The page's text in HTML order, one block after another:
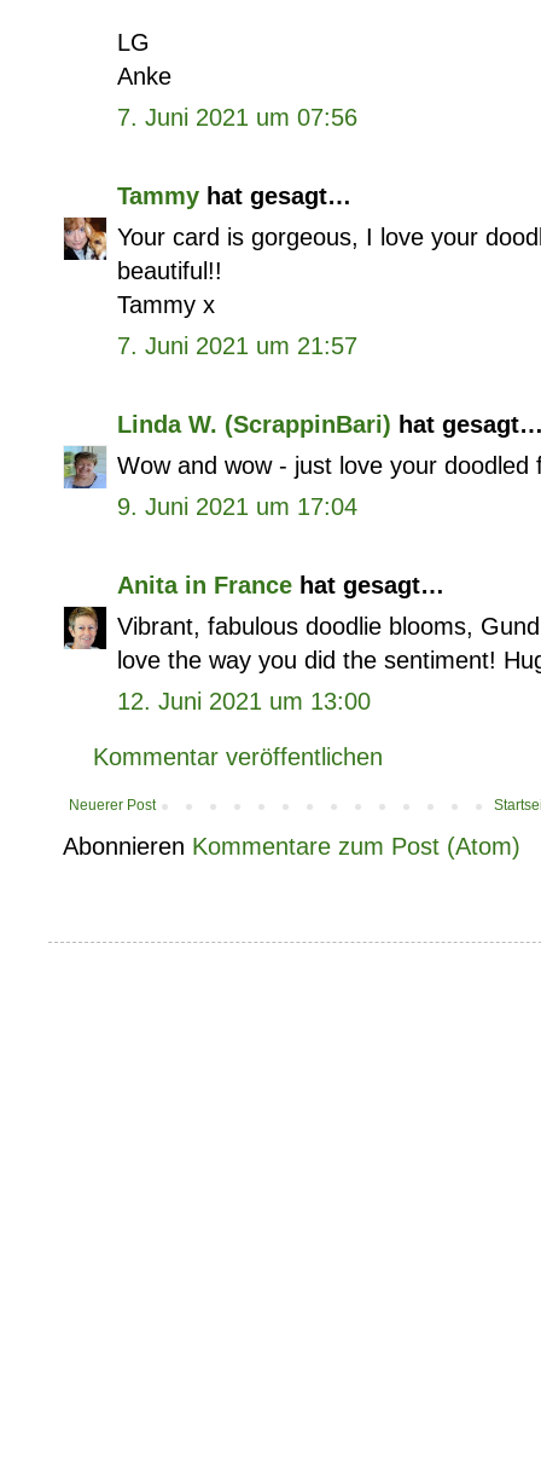
LG
Anke
7. Juni 2021 um 07:56
Tammy hat gesagt…
Your card is gorgeous, I love your
beautiful!!
Tammy x
7. Juni 2021 um 21:57
Linda W. (ScrappinBari) hat
Wow and wow - just love your doodled
9. Juni 2021 um 17:04
Anita in France hat gesagt…
Vibrant, fabulous doodlie blooms,
love the way you did the sentiment!
12. Juni 2021 um 13:00
Kommentar veröffentlichen
Neuerer Post
Abonnieren Kommentare zum Post (Atom)